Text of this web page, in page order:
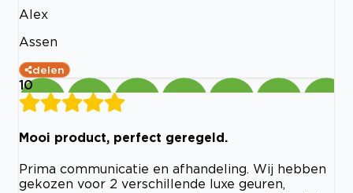
Alex
Assen
delen
10
Mooi product, perfect geregeld.
Prima communicatie en afhandeling. Wij hebben
gekozen voor 2 verschillende luxe geuren,